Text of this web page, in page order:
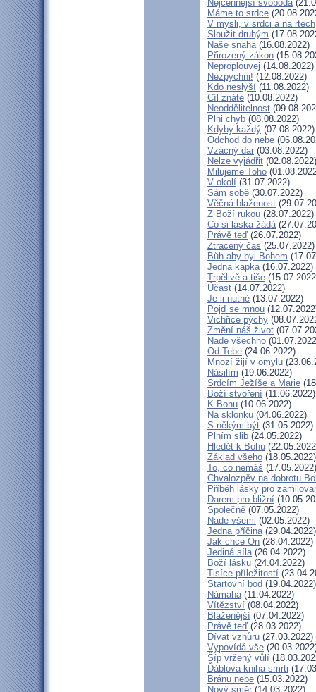
Nejcennější svoboda
Máme to srdce
V mysli, v srdci a na rtech
Sloužit druhým
Naše snaha(16.08.2022)
Přirozený zákon
Neproplouvej (14.08.2022)
Nezpychni! (12.08.2022)
Kdo neslyší (11.08.2022)
Cíl znáte (10.08.2022)
Neoddělitelnost
Plni chyb (08.08.2022)
Kdyby každý (07.08.2022)
Odchod do nebe
Vzácný dar (03.08.2022)
Nelze vyjádřit (02.08.2022)
Milujeme Toho
V okolí (31.07.2022)
Sám sobě (30.07.2022)
Věčná blaženost
Z Boží rukou (28.07.2022)
Co si láska žádá
Právě teď (26.07.2022)
Ztracený čas (25.07.2022)
Bůh aby byl Bohem
Jedna kapka(16.07.2022)
Trpělivě a tiše
Účast (14.07.2022)
Je-li nutné (13.07.2022)
Pojď se mnou
Vichřice pýchy
Změní náš život
Nade všechno
Od Tebe (24.06.2022)
Mnozí žijí v omylu
Násilím (19.06.2022)
Srdcím Ježíše a Marie
Boží stvoření (11.06.2022)
K Bohu (10.06.2022)
Na sklonku (04.06.2022)
S někým být (31.05.2022)
Plním slib (24.05.2022)
Hledět k Bohu
Základ všeho (18.05.2022)
To, co nemáš (17.05.2022)
Chvalozpěv na dobrotu
Příběh lásky pro
Darem pro bližní
Společně (07.05.2022)
Nade všemi (02.05.2022)
Jedna příčina(29.04.2022)
Jak chce On (28.04.2022)
Jediná síla(26.04.2022)
Boží lásku (24.04.2022)
Tisíce příležitostí
Startovní bod (19.04.2022)
Námaha(11.04.2022)
Vítězství (08.04.2022)
Blaženější (07.04.2022)
Právě teď (28.03.2022)
Dívat vzhůru (27.03.2022)
Vypovídá vše
Šíp vržený vůlí
Ďáblova kniha smrti
Bránu nebe (15.03.2022)
Nový směr (14.03.2022)